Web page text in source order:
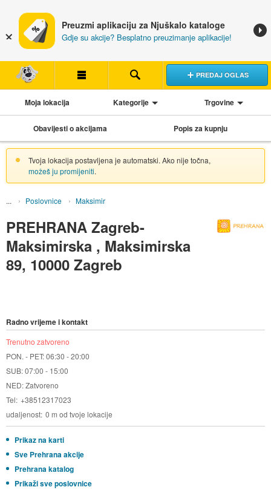
Preuzmi aplikaciju za Njuškalo kataloge
Gdje su akcije? Besplatno preuzimanje aplikacije!
PREDAJ OGLAS
Moja lokacija Kategorije Trgovine
Obavijesti o akcijama Popis za kupnju
Tvoja lokacija postavljena je automatski. Ako nije točna,
možeš ju promijeniti.
Poslovnice Maksimir
PREHRANA Zagreb-
Maksimirska , Maksimirska
89, 10000 Zagreb
Radno vrijeme i kontakt
Trenutno zatvoreno
PON. - PET: 06:30 - 20:00
SUB: 07:00 - 15:00
NED: Zatvoreno
Tel +38512317023
udaljenost 0 m od tvoje lokacije
Prikaz na karti
Sve Prehrana akcije
Prehrana katalog
Prikaži sve poslovnice